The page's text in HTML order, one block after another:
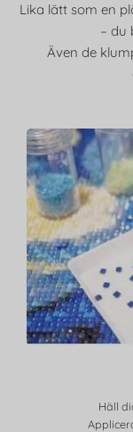
Lika lätt som en
– du
Även de
Häll